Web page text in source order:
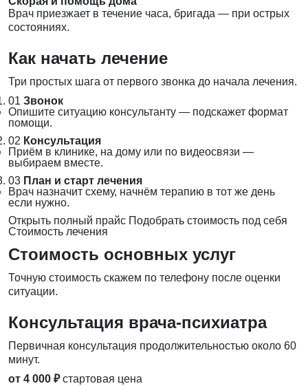
Врач приезжает в течение часа, бригада — при острых
состояниях.
Как начать лечение
Три простых шага от первого звонка до начала лечения.
01 Звонок
Опишите ситуацию консультанту — подскажет формат
помощи.
02 Консультация
Приём в клинике, на дому или по видеосвязи —
выбираем вместе.
03 План и старт лечения
Врач назначит схему, начнём терапию в тот же день
если нужно.
Открыть полный прайс Подобрать стоимость под себя
Стоимость лечения
Стоимость основных услуг
Точную стоимость скажем по телефону после оценки
ситуации.
Консультация врача-психиатра
Первичная консультация продолжительностью около 60
минут.
от 4 000 ₽ стартовая цена